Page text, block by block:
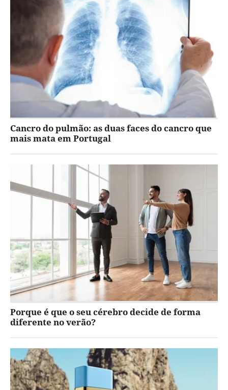
Cancro do pulmão: as duas faces do cancro que
mais mata em Portugal
Porque é que o seu cérebro decide de forma
diferente no verão?